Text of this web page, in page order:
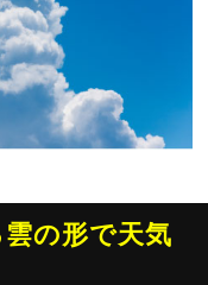
の形で天気